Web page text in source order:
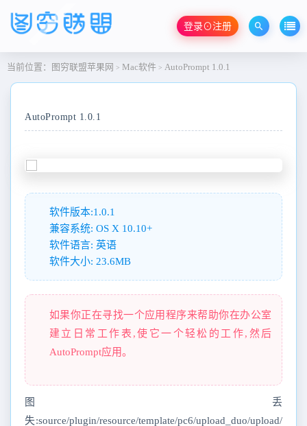
登录⊙注册
当前位置： 图穷联盟苹果网 > Mac软件 > AutoPrompt 1.0.1
AutoPrompt 1.0.1
软件版本:1.0.1
兼容系统: OS X 10.10+
软件语言: 英语
软件大小: 23.6MB
如果你正在寻找一个应用程序来帮助你在办公室
建立日常工作表,使它一个轻松的工作,然后
AutoPrompt应用。
图丢
失:source/plugin/resource/template/pc6/upload_duo/upload/